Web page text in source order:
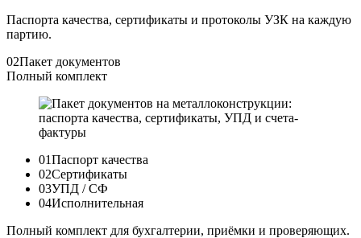
Паспорта качества, сертификаты и протоколы УЗК на каждую
партию.
02Пакет документов
Полный комплект
01Паспорт качества
02Сертификаты
03УПД / СФ
04Исполнительная
Полный комплект для бухгалтерии, приёмки и проверяющих.